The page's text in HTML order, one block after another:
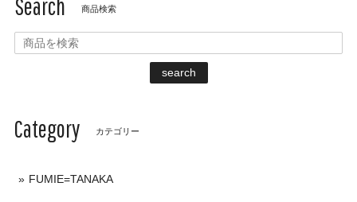
Search 商品検索
search
Category カテゴリー
FUMIE=TANAKA